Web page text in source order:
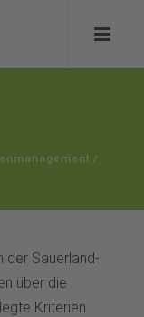
/
der Sauerland-
über die
Kriterien